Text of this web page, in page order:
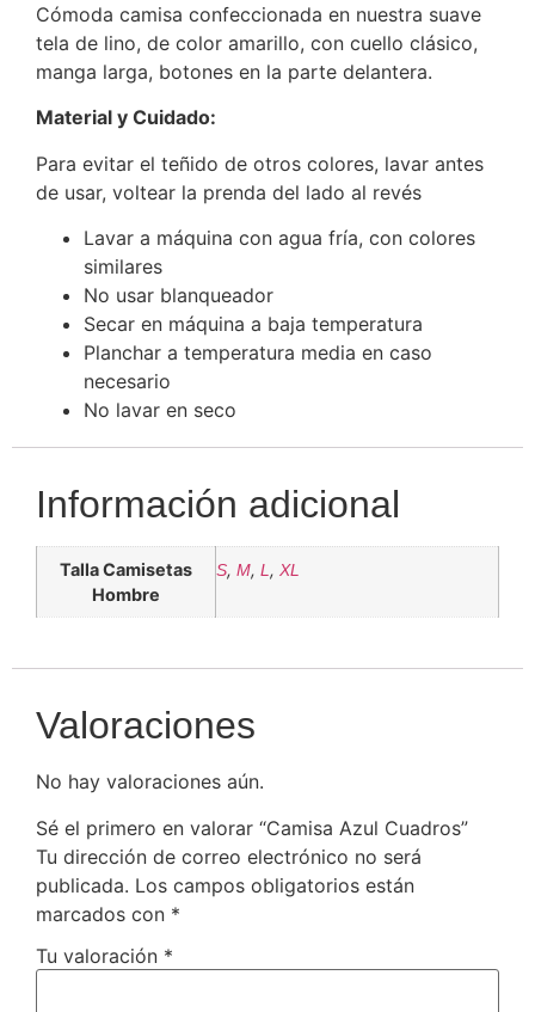
Cómoda camisa confeccionada en nuestra suave
tela de lino, de color amarillo, con cuello clásico,
manga larga, botones en la parte delantera.
Material y Cuidado:
Para evitar el teñido de otros colores, lavar antes
de usar, voltear la prenda del lado al revés
Lavar a máquina con agua fría, con colores
similares
No usar blanqueador
Secar en máquina a baja temperatura
Planchar a temperatura media en caso
necesario
No lavar en seco
Información adicional
Talla Camisetas
Hombre
S, M, L , XL
Valoraciones
No hay valoraciones aún.
Sé el primero en valorar “Camisa Azul Cuadros”
Tu dirección de correo electrónico no será
publicada. Los campos obligatorios están
marcados con *
Tu valoración *